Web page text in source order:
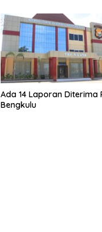
Ada 14 Laporan Diterima
Bengkulu